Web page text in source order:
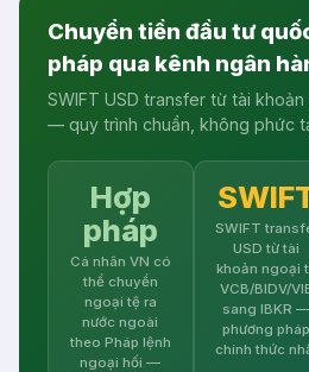
Chuyển tiền đầu tư
pháp qua kênh ngân
SWIFT USD transfer từ tài khoản
— quy trình chuẩn, không phức
Hợp
pháp
Cá nhân VN có
thể chuyển
ngoại tệ ra
nước ngoài
theo Pháp lệnh
ngoại hối —
SWIFT
USD từ tài
khoản ngoại
VCB/BIDV/
sang IBKR —
phương pháp
chính thức